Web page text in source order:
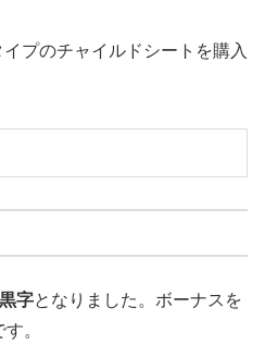
プのチャイルドシートを購入
字となりました。ボーナスを
す。